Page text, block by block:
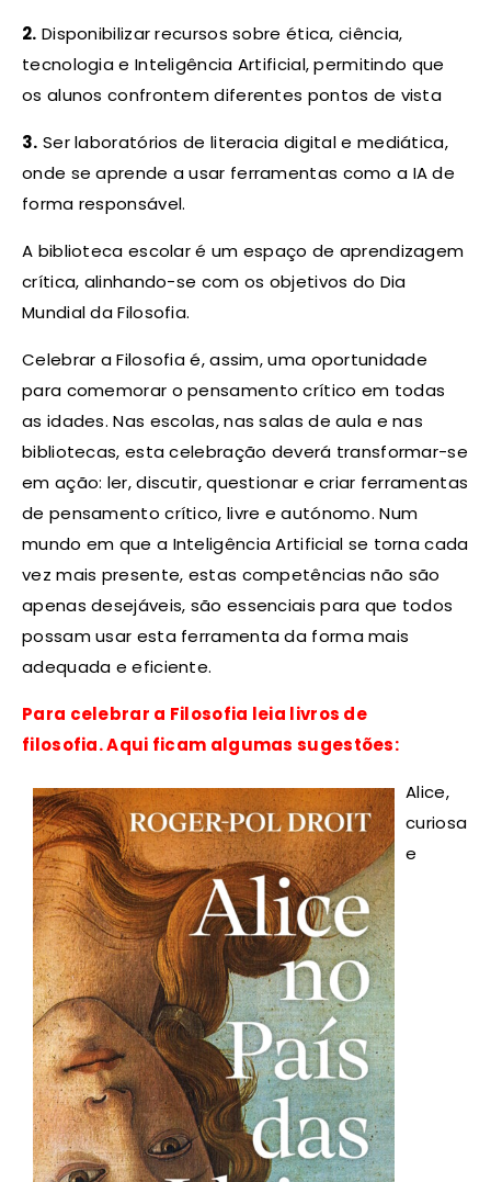
2. Disponibilizar recursos sobre ética, ciência,
tecnologia e Inteligência Artificial, permitindo que
os alunos confrontem diferentes pontos de vista
3. Ser laboratórios de literacia digital e mediática,
onde se aprende a usar ferramentas como a IA de
forma responsável.
A biblioteca escolar é um espaço de aprendizagem
crítica, alinhando-se com os objetivos do Dia
Mundial da Filosofia.
Celebrar a Filosofia é, assim, uma oportunidade
para comemorar o pensamento crítico em todas
as idades. Nas escolas, nas salas de aula e nas
bibliotecas, esta celebração deverá transformar-se
em ação: ler, discutir, questionar e criar ferramentas
de pensamento crítico, livre e autónomo. Num
mundo em que a Inteligência Artificial se torna cada
vez mais presente, estas competências não são
apenas desejáveis, são essenciais para que todos
possam usar esta ferramenta da forma mais
adequada e eficiente.
Para celebrar a Filosofia leia livros de
filosofia. Aqui ficam algumas sugestões:
Alice,
curiosa
e